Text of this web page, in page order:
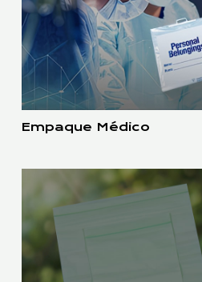
Empaque Médico